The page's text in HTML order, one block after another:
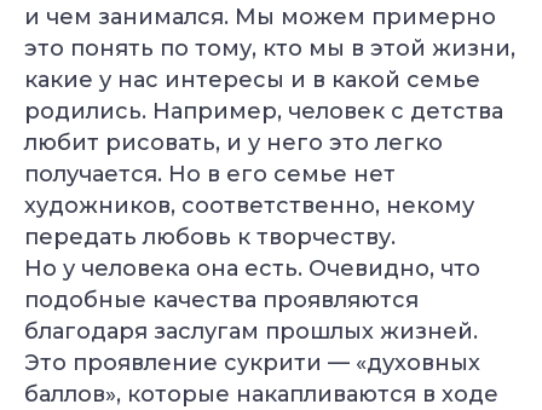
и чем занимался. Мы можем примерно
это понять по тому, кто мы в этой жизни,
какие у нас интересы и в какой семье
родились. Например, человек с детства
любит рисовать, и у него это легко
получается. Но в его семье нет
художников, соответственно, некому
передать любовь к творчеству.
Но у человека она есть. Очевидно, что
подобные качества проявляются
благодаря заслугам прошлых жизней.
Это проявление сукрити — «духовных
баллов», которые накапливаются в ходе